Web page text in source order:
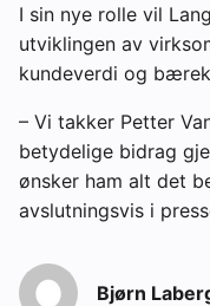
I sin nye rolle vil
utviklingen av
kundeverdi og
– Vi takker Petter
betydelige bidrag
ønsker ham alt det
avslutningsvis i
Bjørn